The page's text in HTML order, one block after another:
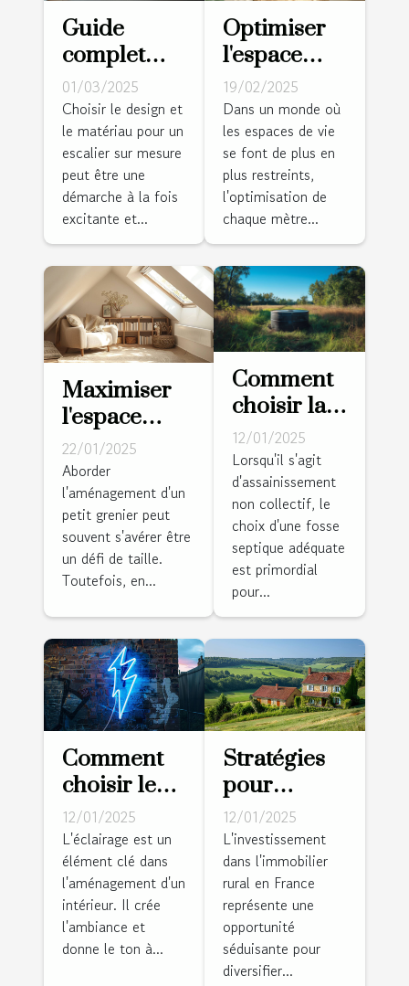
Guide
complet
pour
choisir le
design et le
matériau de
votre
escalier sur
mesure
01/03/2025
Choisir le design et
le matériau pour un
escalier sur mesure
peut être une
démarche à la fois
excitante et...
Optimiser
l'espace
dans les
petits
logements :
stratégies et
conseils
19/02/2025
Dans un monde où
les espaces de vie
se font de plus en
plus restreints,
l'optimisation de
chaque mètre...
Maximiser
l'espace
dans un
petit grenier
avec le
minimalisme
scandinave
22/01/2025
Aborder
l'aménagement d'un
petit grenier peut
souvent s'avérer être
un défi de taille.
Toutefois, en...
Comment
choisir la
fosse
septique
adaptée à
votre
terrain et
besoins
12/01/2025
Lorsqu'il s'agit
d'assainissement
non collectif, le
choix d'une fosse
septique adéquate
est primordial
pour...
Comment
choisir le
parfait
néon mural
pour
dynamiser
votre
intérieur
12/01/2025
L'éclairage est un
élément clé dans
l'aménagement d'un
intérieur. Il crée
l'ambiance et
donne le ton à...
Stratégies
pour
investir
dans
l'immobilier
rural en
France
12/01/2025
L'investissement
dans l'immobilier
rural en France
représente une
opportunité
séduisante pour
diversifier...